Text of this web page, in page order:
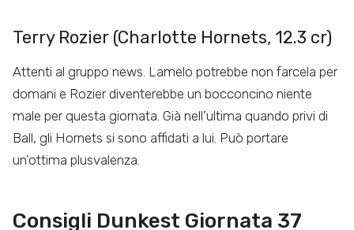
Terry Rozier (Charlotte Hornets, 12.3 cr)
Attenti al gruppo news. Lamelo potrebbe non farcela per
domani e Rozier diventerebbe un bocconcino niente
male per questa giornata. Già nell’ultima quando privi di
Ball, gli Hornets si sono affidati a lui. Può portare
un’ottima plusvalenza.
Consigli Dunkest Giornata 37